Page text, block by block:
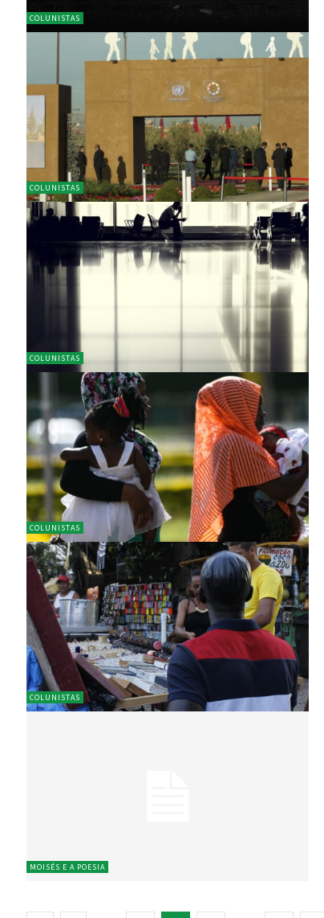
COLUNISTAS
COLUNISTAS
COLUNISTAS
COLUNISTAS
COLUNISTAS
MOISÉS E A POESIA